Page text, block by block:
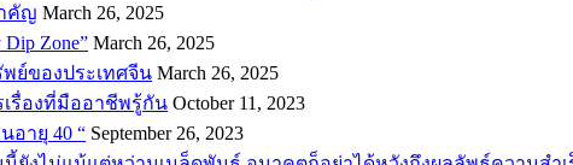
คัญ March 26, 2025
Zone” March 26, 2025
ย์ของประเทศจีน March 26, 2025
รื่องที่มืออาชีพรู้กัน October 11, 2023
อายุ 40 “ September 26, 2023